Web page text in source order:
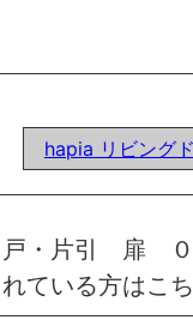
hapia リビング
・片引 扉
ている方はこ